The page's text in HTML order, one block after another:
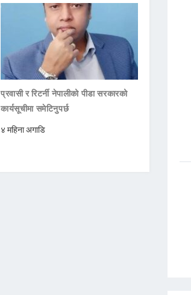
प्रवासी र रिटर्नी नेपालीको पीडा सरकारको
कार्यसूचीमा समेटिनुपर्छ
४ महिना अगाडि